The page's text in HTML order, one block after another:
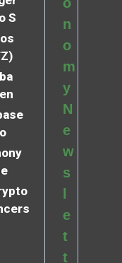
S
o
n
o
m
y
N
e
w
s
e
t
t